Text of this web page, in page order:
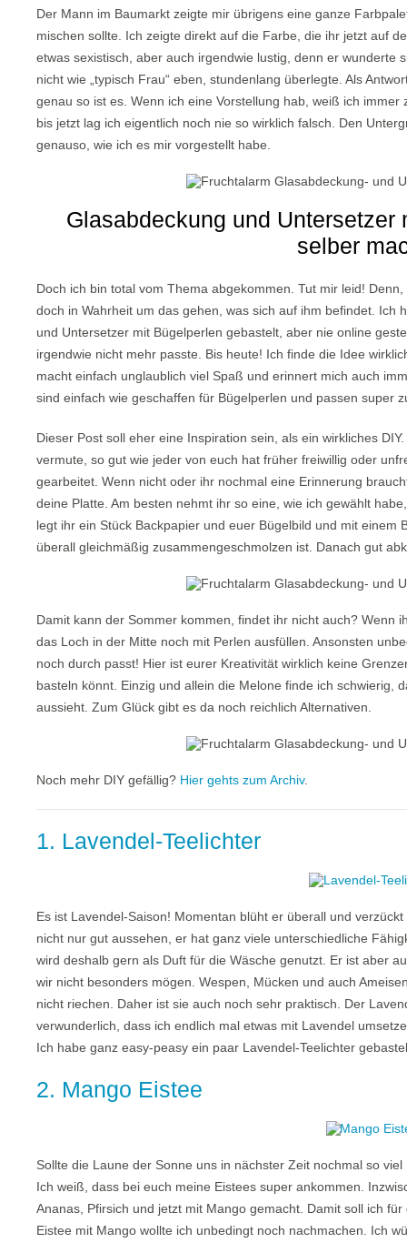
Der Mann im Baumarkt zeigte mir übrigens eine ganze
mischen sollte. Ich zeigte direkt auf die Farbe, die ihr jetzt auf
etwas sexistisch, aber auch irgendwie lustig, denn er wunderte
nicht wie „typisch Frau“ eben, stundenlang überlegte. Als
genau so ist es. Wenn ich eine Vorstellung hab, weiß ich
bis jetzt lag ich eigentlich noch nie so wirklich falsch. Den
genauso, wie ich es mir vorgestellt habe.
Glasabdeckung und
selber
Doch ich bin total vom Thema abgekommen. Tut mir leid!
doch in Wahrheit um das gehen, was sich auf ihm befindet. Ich
und Untersetzer mit Bügelperlen gebastelt, aber nie online
irgendwie nicht mehr passte. Bis heute! Ich finde die Idee
macht einfach unglaublich viel Spaß und erinnert mich auch
sind einfach wie geschaffen für Bügelperlen und passen super
Dieser Post soll eher eine Inspiration sein, als ein wirkliches
vermute, so gut wie jeder von euch hat früher freiwillig oder
gearbeitet. Wenn nicht oder ihr nochmal eine Erinnerung
deine Platte. Am besten nehmt ihr so eine, wie ich gewählt
legt ihr ein Stück Backpapier und euer Bügelbild und mit einem
überall gleichmäßig zusammengeschmolzen ist. Danach gut
Damit kann der Sommer kommen, findet ihr nicht auch? Wenn
das Loch in der Mitte noch mit Perlen ausfüllen. Ansonsten
noch durch passt! Hier ist eurer Kreativität wirklich keine
basteln könnt. Einzig und allein die Melone finde ich schwierig,
aussieht. Zum Glück gibt es da noch reichlich Alternativen.
Noch mehr DIY gefällig? Hier gehts zum Archiv.
1. Lavendel-Teelichter
Es ist Lavendel-Saison! Momentan blüht er überall und
nicht nur gut aussehen, er hat ganz viele unterschiedliche
wird deshalb gern als Duft für die Wäsche genutzt. Er ist aber
wir nicht besonders mögen. Wespen, Mücken und auch
nicht riechen. Daher ist sie auch noch sehr praktisch. Der
verwunderlich, dass ich endlich mal etwas mit Lavendel
Ich habe ganz easy-peasy ein paar Lavendel-Teelichter
2. Mango Eistee
Sollte die Laune der Sonne uns in nächster Zeit nochmal so
Ich weiß, dass bei euch meine Eistees super ankommen.
Ananas, Pfirsich und jetzt mit Mango gemacht. Damit soll ich
Eistee mit Mango wollte ich unbedingt noch nachmachen. Ich